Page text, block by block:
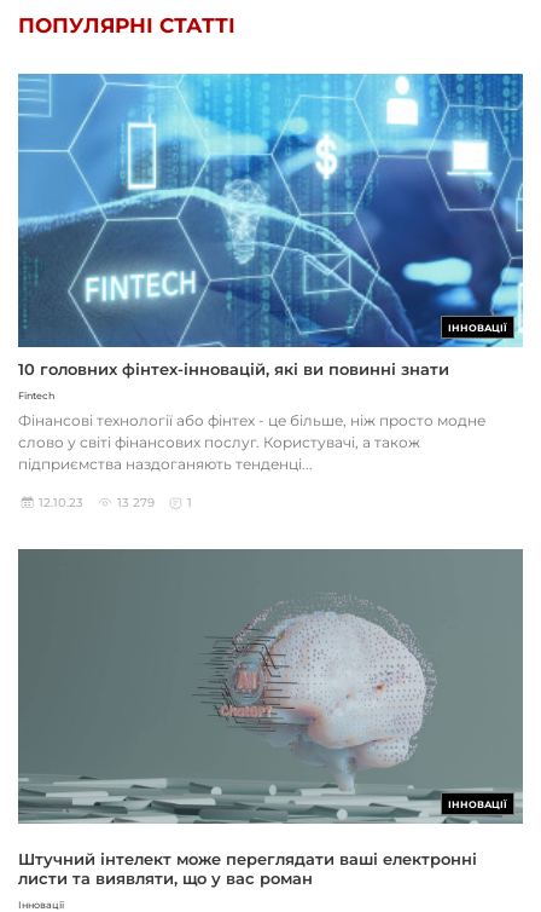
ПОПУЛЯРНІ СТАТТІ
ІННОВАЦІЇ
10 головних фінтех-інновацій, які ви повинні знати
Fintech
Фінансові технології або фінтех - це більше, ніж просто модне
слово у світі фінансових послуг. Користувачі, а також
підприємства наздоганяють тенденці...
12.10.23 13 279 1
ІННОВАЦІЇ
Штучний інтелект може переглядати ваші електронні
листи та виявляти, що у вас роман
Інновації